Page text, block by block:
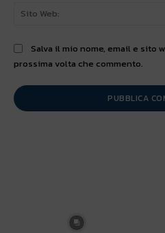
Salva il mio nome, email e sito
prossima volta che commento.